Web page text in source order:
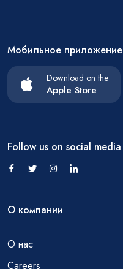
Мобильное приложение
Download on the
Apple Store
Follow us on social media
О компании
О нас
Careers